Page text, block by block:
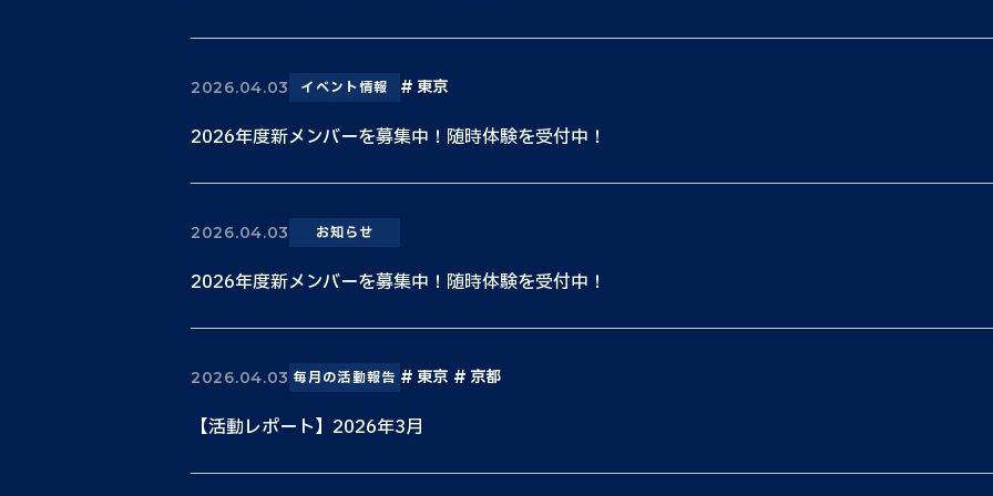
2026.04.03 イベント情報 東京
2026年度新メンバーを募集中！随時体験を受付中！
2026.04.03 お知らせ
2026年度新メンバーを募集中！随時体験を受付中！
2026.04.03 毎月の活動報告 東京 京都
【活動レポート】2026年3月